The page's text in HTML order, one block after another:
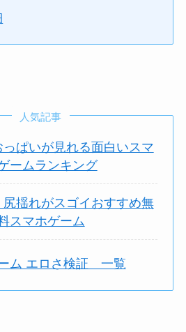
人気記事
っぱいが見れる面白いスマ
ームランキング
尻揺れがスゴイおすすめ無
スマホゲーム
ム エロさ検証 一覧